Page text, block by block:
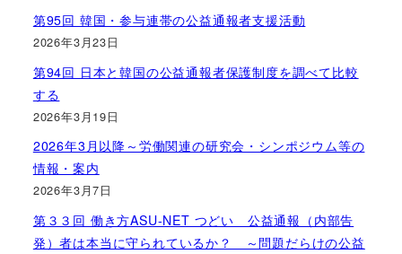
第95回 韓国・参与連帯の公益通報者支援活動
2026年3月23日
第94回 日本と韓国の公益通報者保護制度を調べて比較
する
2026年3月19日
2026年3月以降～労働関連の研究会・シンポジウム等の
情報・案内
2026年3月7日
第３３回 働き方ASU-NET つどい 公益通報（内部告
発）者は本当に守られているか？ ～問題だらけの公益